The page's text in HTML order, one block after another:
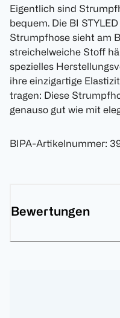
Eigentlich sind
bequem. Die BI
Strumpfhose sieht am
streichelweiche Stoff
spezielles
ihre einzigartige
tragen: Diese
genauso gut wie mit
BIPA-Artikelnummer:
Bewertungen